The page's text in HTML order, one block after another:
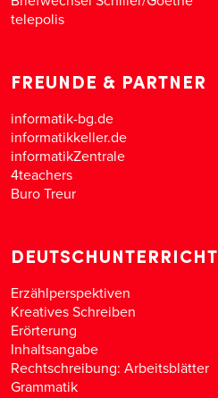
telepolis
FREUNDE & PARTNER
informatik-bg.de
informatikkeller.de
informatikZentrale
4teachers
Buro Treur
DEUTSCHUNTERRICHT
Erzählperspektiven
Kreatives Schreiben
Erörterung
Inhaltsangabe
Rechtschreibung: Arbeitsblätter
Grammatik